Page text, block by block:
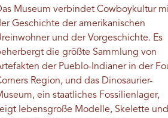
Museum verbindet Cowboykultur
Geschichte der amerikanischen
und der Vorgeschichte. Es
die größte Sammlung von
der Pueblo-Indianer in der
Region, und das Dinosaurier-
ein staatliches Fossilienlager,
lebensgroße Modelle, Skelette und